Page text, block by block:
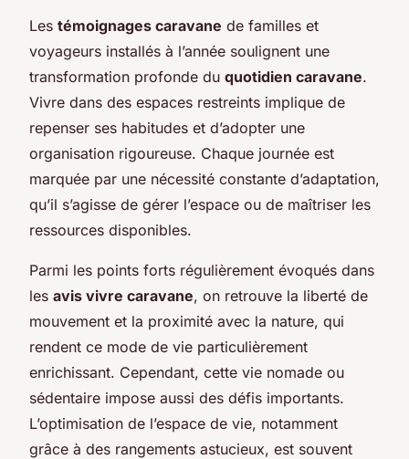
Les témoignages caravane de familles et
voyageurs installés à l’année soulignent une
transformation profonde du quotidien caravane.
Vivre dans des espaces restreints implique de
repenser ses habitudes et d’adopter une
organisation rigoureuse. Chaque journée est
marquée par une nécessité constante d’adaptation,
qu’il s’agisse de gérer l’espace ou de maîtriser les
ressources disponibles.
Parmi les points forts régulièrement évoqués dans
les avis vivre caravane, on retrouve la liberté de
mouvement et la proximité avec la nature, qui
rendent ce mode de vie particulièrement
enrichissant. Cependant, cette vie nomade ou
sédentaire impose aussi des défis importants.
L’optimisation de l’espace de vie, notamment
grâce à des rangements astucieux, est souvent